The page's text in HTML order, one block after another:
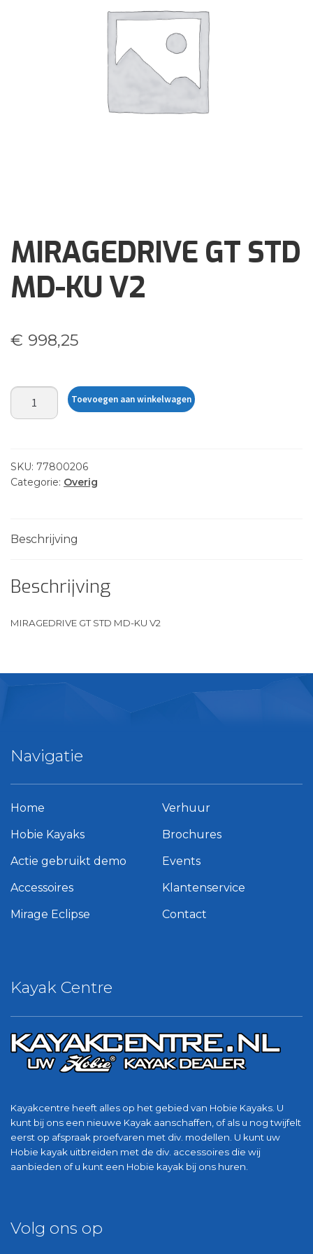
MIRAGEDRIVE GT STD
MD-KU V2
€ 998,25
MIRAGEDRIVE
GT
KU
V2
Toevoegen aan winkelwagen
SKU: 77800206
Categorie: Overig
Beschrijving
Beschrijving
MIRAGEDRIVE GT STD MD-KU V2
Kayak Centre
Kayakcentre heeft alles op het gebied van Hobie Kayaks. U
kunt bij ons een nieuwe Kayak aanschaffen, of als u nog twijfelt
eerst op afspraak proefvaren met div. modellen. U kunt uw
Hobie kayak uitbreiden met de div. accessoires die wij
aanbieden of u kunt een Hobie kayak bij ons huren.
Navigatie
Home
Hobie Kayaks
Actie gebruikt demo
Accessoires
Mirage Eclipse
Verhuur
Brochures
Events
Klantenservice
Contact
Volg ons op